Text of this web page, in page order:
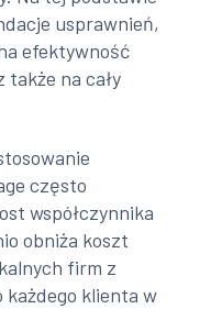
usprawnień,
efektywność
także na cały
często
współczynnika
obniża koszt
firm z
każdego klienta w